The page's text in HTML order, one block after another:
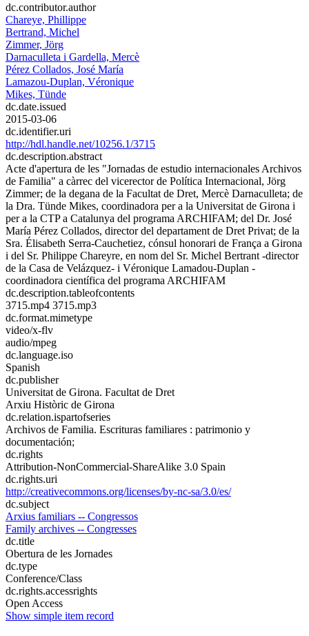
dc.contributor.author
Chareye, Phillippe
Bertrand, Michel
Zimmer, Jörg
Darnaculleta i Gardella, Mercè
Pérez Collados, José María
Lamazou-Duplan, Véronique
Mikes, Tünde
dc.date.issued
2015-03-06
dc.identifier.uri
http://hdl.handle.net/10256.1/3715
dc.description.abstract
Acte d'apertura de les "Jornadas de estudio internacionales Archivos
de Familia" a càrrec del vicerector de Política Internacional, Jörg
Zimmer; de la degana de la Facultat de Dret, Mercè Darnaculleta; de
la Dra. Tünde Mikes, coordinadora per a la Universitat de Girona i
per a la CTP a Catalunya del programa ARCHIFAM; del Dr. José
María Pérez Collados, director del departament de Dret Privat; de la
Sra. Élisabeth Serra-Cauchetiez, cónsul honorari de França a Girona
i del Sr. Philippe Chareyre, en nom del Sr. Michel Bertrant -director
de la Casa de Velázquez- i Véronique Lamadou-Duplan -
coordinadora científica del programa ARCHIFAM
dc.description.tableofcontents
3715.mp4 3715.mp3
dc.format.mimetype
video/x-flv
audio/mpeg
dc.language.iso
Spanish
dc.publisher
Universitat de Girona. Facultat de Dret
Arxiu Històric de Girona
dc.relation.ispartofseries
Archivos de Familia. Escrituras familiares : patrimonio y
documentación;
dc.rights
Attribution-NonCommercial-ShareAlike 3.0 Spain
dc.rights.uri
http://creativecommons.org/licenses/by-nc-sa/3.0/es/
dc.subject
Arxius familiars -- Congressos
Family archives -- Congresses
dc.title
Obertura de les Jornades
dc.type
Conference/Class
dc.rights.accessrights
Open Access
Show simple item record